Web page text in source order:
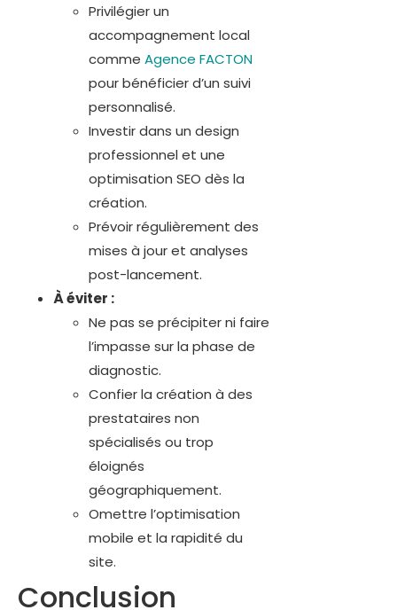
Privilégier un
accompagnement local
comme Agence FACTON
pour bénéficier d’un suivi
personnalisé.
Investir dans un design
professionnel et une
optimisation SEO dès la
création.
Prévoir régulièrement des
mises à jour et analyses
post-lancement.
À éviter :
Ne pas se précipiter ni faire
l’impasse sur la phase de
diagnostic.
Confier la création à des
prestataires non
spécialisés ou trop
éloignés
géographiquement.
Omettre l’optimisation
mobile et la rapidité du
site.
Conclusion